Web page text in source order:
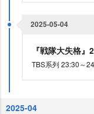
2025-05-04
『戦隊大失格
TBS系列 23:30～
2025-04